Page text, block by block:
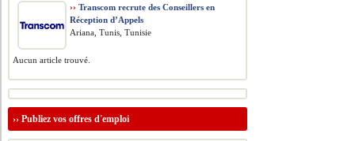
›› Transcom recrute des Conseillers en
Réception d’Appels
Ariana, Tunis, Tunisie
Aucun article trouvé.
››Publiez vos offres d'emploi